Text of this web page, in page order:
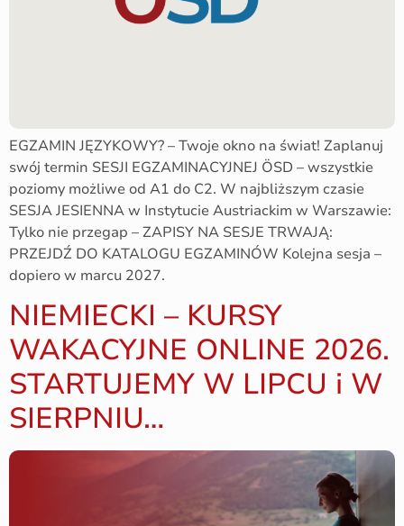
EGZAMIN JĘZYKOWY? – Twoje okno na świat! Zaplanuj
swój termin SESJI EGZAMINACYJNEJ ÖSD – wszystkie
poziomy możliwe od A1 do C2. W najbliższym czasie
SESJA JESIENNA w Instytucie Austriackim w Warszawie:
Tylko nie przegap – ZAPISY NA SESJE TRWAJĄ:
PRZEJDŹ DO KATALOGU EGZAMINÓW Kolejna sesja –
dopiero w marcu 2027.
NIEMIECKI – KURSY
WAKACYJNE ONLINE 2026.
STARTUJEMY W LIPCU i W
SIERPNIU…